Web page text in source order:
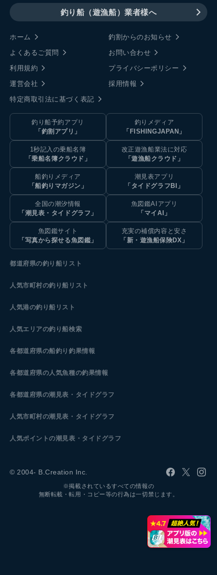
釣り船（遊漁船）業者様へ
ホーム
釣割からのお知らせ
よくあるご質問
お問い合わせ
利用規約
プライバシーポリシー
運営会社
採用情報
特定商取引法に基づく表記
釣り船予約アプリ
「釣割アプリ」
釣りメディア
「FISHINGJAPAN」
1秒記入の乗船名簿
「乗船名簿クラウド」
改正遊漁船業法に対応
「遊漁船クラウド」
船釣りメディア
「船釣りマガジン」
潮見表アプリ
「タイドグラフBI」
全国の潮汐情報
「潮見表・タイドグラフ」
魚図鑑AIアプリ
「マイAI」
魚図鑑サイト
「写真から探せる魚図鑑」
充実の補償内容と安さ
「新・遊漁船保険DX」
都道府県の釣り船リスト
人気市町村の釣り船リスト
人気港の釣り船リスト
人気エリアの釣り船検索
各都道府県の船釣り釣果情報
各都道府県の人気魚種の釣果情報
各都道府県の潮見表 ・タイドグラフ
人気市町村の潮見表・タイドグラフ
人気ポイントの潮見表・タイドグラフ
© 2004- B.Creation Inc.
※掲載されているすべての情報の
無断転載・転用・コピー等の行為は一切禁じます。